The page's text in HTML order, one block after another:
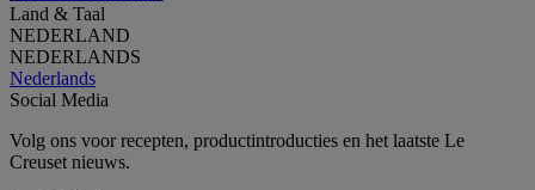
Land & Taal
NEDERLAND
NEDERLANDS
Nederlands
Social Media
Volg ons voor recepten, productintroducties en het laatste Le
Creuset nieuws.